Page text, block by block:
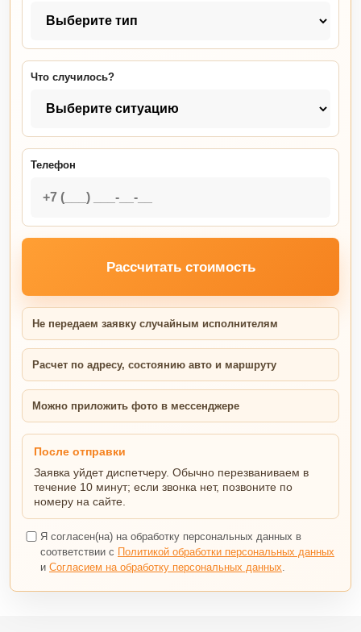
Что случилось?
Телефон
Рассчитать стоимость
Не передаем заявку случайным исполнителям
Расчет по адресу, состоянию авто и маршруту
Можно приложить фото в мессенджере
После отправки
Заявка уйдет диспетчеру. Обычно перезваниваем в
течение 10 минут; если звонка нет, позвоните по
номеру на сайте.
Я согласен(на) на обработку персональных данных в
соответствии с Политикой обработки персональных данных
и Согласием на обработку персональных данных.